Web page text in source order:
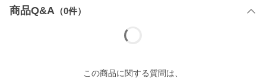
商品Q&A （0件）
この商品に関する質問は、